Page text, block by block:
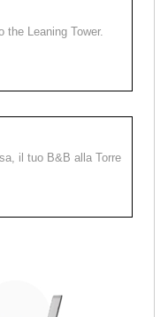
the Leaning Tower.
il tuo B&B alla Torre